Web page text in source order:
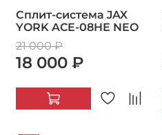
Сплит-система JAX
YORK ACE-08HE NEO
21 000 ₽
18 000 ₽